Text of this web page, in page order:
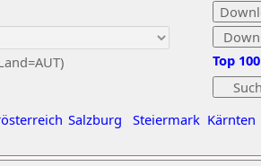
Salzburg Steiermark Kärnten
Top 100